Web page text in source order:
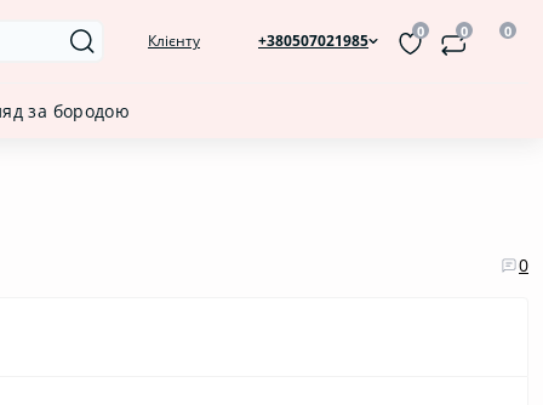
Клієнту +380507021985 0 0 0
за бородою
0